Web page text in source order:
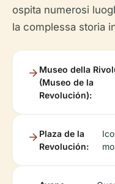
ospita numerosi
la complessa storia
Museo della
(Museo de la
Revolución):
Plaza de la
Revolución: